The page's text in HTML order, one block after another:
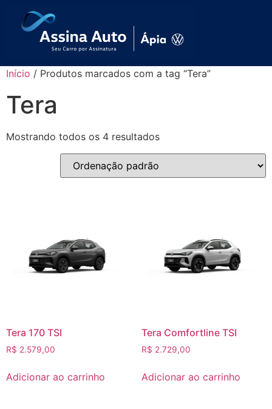
Início / Produtos marcados com a tag “Tera”
Tera
Mostrando todos os 4 resultados
Tera 170 TSI
R$ 2.579,00
Adicionar ao carrinho
Tera Comfortline TSI
R$ 2.729,00
Adicionar ao carrinho